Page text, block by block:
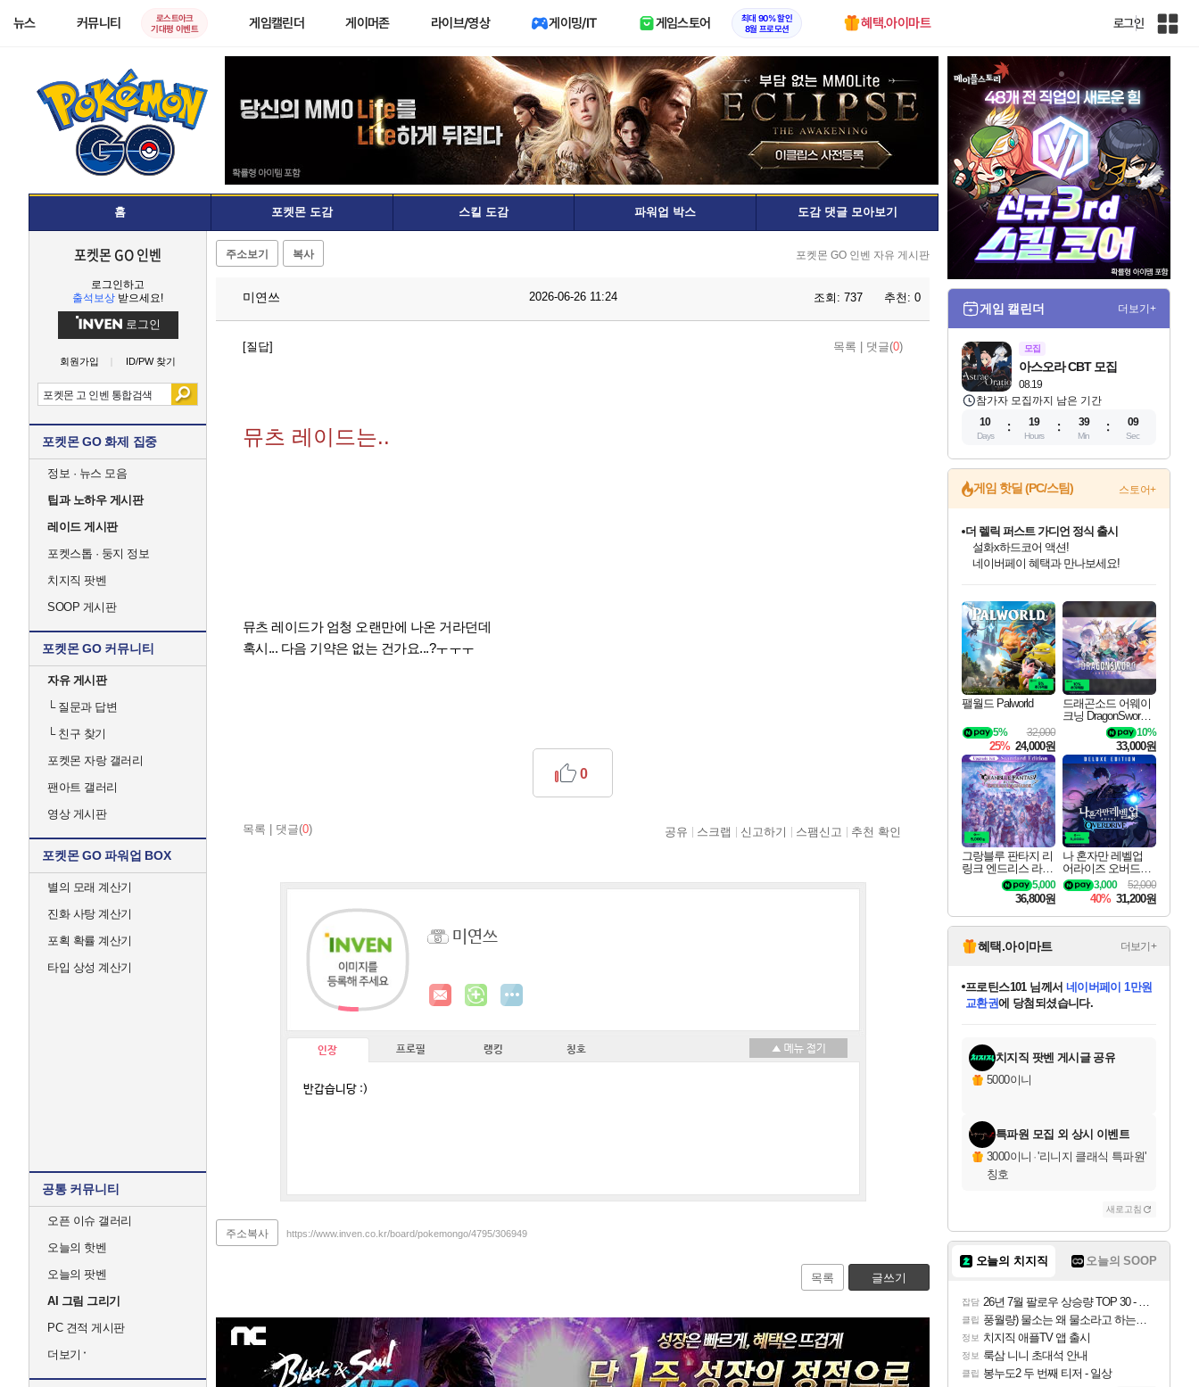
뉴스 커뮤니티
로스트아크
기대평 이벤트
게임캘린더 게이머존 라이브/영상 게이밍/IT 게임스토어
최대 90% 할인
8월 프로모션
혜택.아이마트 로그인
인
홈 포켓몬 도감 스킬 도감 파워업 박스 도감 댓글 모아보기
포켓몬 GO 인벤
로그인하고
출석보상 받으세요!
로그인
회원가입 ID/PW 찾기
포켓몬 GO 화제 집중
정보 · 뉴스 모음
팁과 노하우 게시판
레이드 게시판
포켓스톱 · 둥지 정보
치지직 팟벤
SOOP 게시판
포켓몬 GO 커뮤니티
자유 게시판
└질문과 답변
└친구 찾기
포켓몬 자랑 갤러리
팬아트 갤러리
영상 게시판
포켓몬 GO 파워업 BOX
별의 모래 계산기
진화 사탕 계산기
포획 확률 계산기
타입 상성 계산기
공통 커뮤니티
오픈 이슈 갤러리
오늘의 핫벤
오늘의 팟벤
AI 그림 그리기
PC 견적 게시판
더보기
주소보기 복사 포켓몬 GO 인벤 자유 게시판
미연쓰 2026-06-26 11:24 조회: 737 추천: 0
[질답] 목록 댓글(0)
뮤츠 레이드는..
뮤츠 레이드가 엄청 오랜만에 나온 거라던데
혹시... 다음 기약은 없는 건가요...?ㅜㅜㅜ
목록 댓글(0)
0
공유 스크랩 신고하기 스팸신고 추천 확인
미연쓰
인장 프로필 랭킹 칭호
반갑습니당 :)
이
트
링
레
이
주소복사 https://www.inven.co.kr/board/pokemongo/4795/306949
목록 글쓰기
게임 캘린더 더보기+
모집
08.19
아스오라 CBT 모집
참가자 모집까지 남은 기간
10
Days
19
Hours
39
Min
08
Sec
게임 핫딜 (PC/스팀) 스토어+
최대 90% 할인가를 만나보세요!
네이버혜택과 함께 만나보세요!
50%할인&추가 적립까지!
네이버 포인트 혜택까지!
이니&베니 혜택까지!
네이버 혜택가와 함께 예약하세요!
할인&네이버혜택으로 만나보세요!
더 렐릭 퍼스트 가디언 정식 출시
설화x하드코어 액션!
네이버페이 혜택과 만나보세요!
40주년 프로모션으로 만나보세요!
할인가에 만나보세요!
일부 에디션 상시 할인!
혜택으로 예약 판매 중
편안하게 충전하세요
팰월드 Palworld
32,000
5%
25% 24,000원
드래곤소드 어웨이
크닝 DragonSword A
10%
33,000원
그랑블루 판타지 리
링크 엔드리스 라그
나로크 업그레이드
킷 Granblue Fantasy
Relink Endless Ragn
arok Upgrade Kit DL
C
5,000
36,800원
나 혼자만 레벨업
어라이즈 오버드라
이브 디럭스 에디션
Solo Leveling Arise
Overdrive Deluxe Edi
tion
52,000
3,000
40% 31,200원
혜택.아이마트 더보기+
교환.
당첨되셨습니다.
당첨되셨습니다.
당첨되셨습니다.
별빛희망님께서 로블록스 기프트카드
1만원권에 당첨되셨습니다.
당첨되셨습니다.
당첨되셨습니다.
당첨되셨습니다.
당첨되셨습니다.
에디션 (스팀코드)를 교환.
당첨되셨습니다.
치지직 팟벤 게시글 공유
5000이니
특파원 모집 외 상시 이벤트
3000이니 ·'리니지 클래식 특파원'
칭호
새로고침
오늘의 치지직 오늘의 SOOP
잡담 26년 7월 팔로우 상승량 TOP 30 - 월간 치지직
클립 풍월량) 물소는 왜 물소라고 하는거야? 아! 그만 ㅋㅋ
정보 치지직 애플TV 앱 출시
정보 룩삼 니니 초대석 안내
클립 봉누도2 두 번째 티저 - 일상